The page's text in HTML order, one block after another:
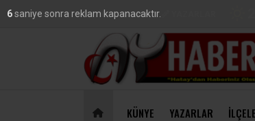
VİDEOGALERİ
KÜNYE YAZARLAR İLÇELER
5saniye sonra reklam kapanacaktır.